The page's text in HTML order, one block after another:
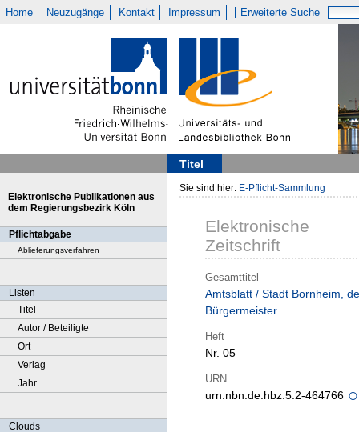
Home Neuzugänge Kontakt Impressum Erweiterte Suche
Titel
Elektronische Publikationen aus
dem Regierungsbezirk Köln
Pflichtabgabe
Ablieferungsverfahren
Listen
Titel
Autor / Beteiligte
Ort
Verlag
Jahr
Clouds
Sie sind hier: E-Pflicht-Sammlung
Elektronische
Zeitschrift
Gesamttitel
Amtsblatt / Stadt Bornheim,
Bürgermeister
Heft
Nr. 05
URN
urn:nbn:de:hbz:5:2-464766